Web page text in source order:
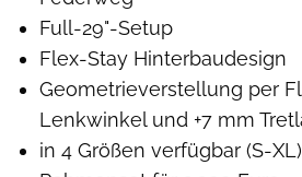
Full-29"-Setup
Flex-Stay Hinterbaudesign
Geometrieverstellung per
Lenkwinkel und +7 mm
in 4 Größen verfügbar (S-XL)